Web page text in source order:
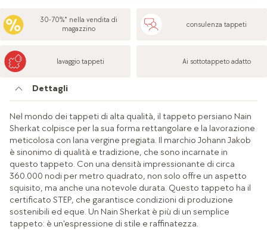
30-70%* nella vendita di
magazzino
consulenza tappeti
lavaggio tappeti Ai sottotappeto adatto
Dettagli
Nel mondo dei tappeti di alta qualità, il tappeto persiano Nain
Sherkat colpisce per la sua forma rettangolare e la lavorazione
meticolosa con lana vergine pregiata. Il marchio Johann Jakob
è sinonimo di qualità e tradizione, che sono incarnate in
questo tappeto. Con una densità impressionante di circa
360.000 nodi per metro quadrato, non solo offre un aspetto
squisito, ma anche una notevole durata. Questo tappeto ha il
certificato STEP, che garantisce condizioni di produzione
sostenibili ed eque. Un Nain Sherkat è più di un semplice
tappeto: è un'espressione di stile e raffinatezza.